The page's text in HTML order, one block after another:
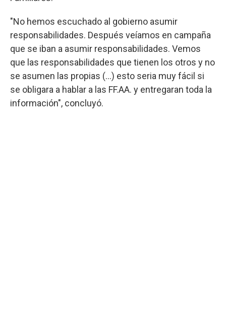
"No hemos escuchado al gobierno asumir
responsabilidades. Después veíamos en campaña
que se iban a asumir responsabilidades. Vemos
que las responsabilidades que tienen los otros y no
se asumen las propias (...) esto seria muy fácil si
se obligara a hablar a las FF.AA. y entregaran toda la
información", concluyó.